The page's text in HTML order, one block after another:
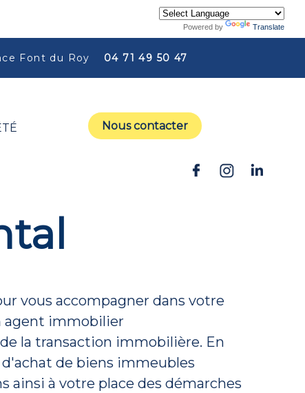
Powered by Translate
Font du Roy 04 71 49 50 47
Nous contacter
vous accompagner dans votre
agent immobilier
la transaction immobilière. En
de biens immeubles
ainsi à votre place des démarches